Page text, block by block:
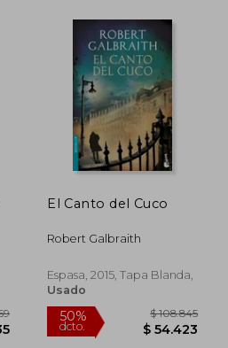
50%
El Canto del Cuco
Robert Galbraith
Espasa, 2015, Tapa Blanda,
Usado